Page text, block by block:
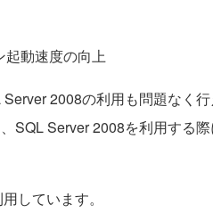
動速度の向上
2008の利用も問題なく
SQL Server 2008を利用する
しています。